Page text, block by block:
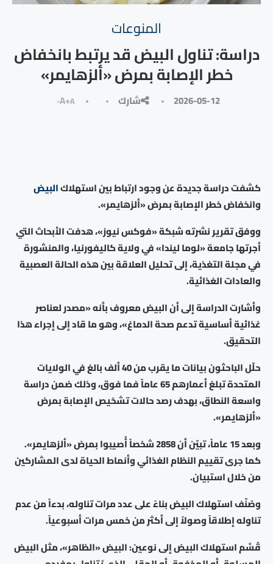
المنوعات
دراسة: تناول البيض قد يرتبط بانخفاض
خطر الإصابة بمرض «ألزهايمر»
2026-05-12 شارك A+A-
كشفت دراسة جديدة عن وجود ارتباط بين استهلاكالبيض
وانخفاض خطر الإصابة بمرض «ألزهايمر».
ووفق تقرير نشرته شبكة «فوكس نيوز»، هدفت الأبحاث التي
أجرتها جامعة «لوما ليندا» في ولاية كاليفورنيا، والمنشورة
في مجلة التغذية، إلى تحليل العلاقة بين هذه الحالة العصبية
والعادات الغذائية.
وأشارت الدراسة إلى أن البيض معروف بأنه «مصدر لعناصر
غذائية أساسية تدعم صحة الدماغ»، وهو ما قاد إلى إجراء هذا
التحقيق.
حلّل الباحثون بيانات ما يقرب من 40 ألف بالغ في الولايات
المتحدة تبلغ أعمارهم 65 عاماً فما فوق، وذلك ضمن دراسة
واسعة النطاق، بهدف رصد حالات تشخيص الإصابة بمرض
«ألزهايمر».
وبعد 15 عاماً، تبيّن أن 2858 شخصاً أُصيبوا بمرض «ألزهايمر».
كما جرى تقييم النظام الغذائي وأنماط الحياة لدى المشاركين
من خلال استبيان.
وصُنّف استهلاك البيض بناءً على عدد مرات تناوله، بدءاً من عدم
تناوله إطلاقاً وصولاً إلى أكثر من خمس مرات أسبوعياً.
قُسِّم استهلاك البيض إلى نوعين: البيض «الظاهر»، مثل البيض